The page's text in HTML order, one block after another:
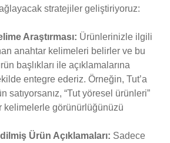
stratejiler geliştiriyoruz:
Araştırması: Ürünlerinizle ilgili
anahtar kelimeleri belirler ve bu
başlıkları ile açıklamalarına
entegre ederiz. Örneğin, Tut’a
satıyorsanız, “Tut yöresel ürünleri”
kelimelerle görünürlüğünüzü
Ürün Açıklamaları: Sadece